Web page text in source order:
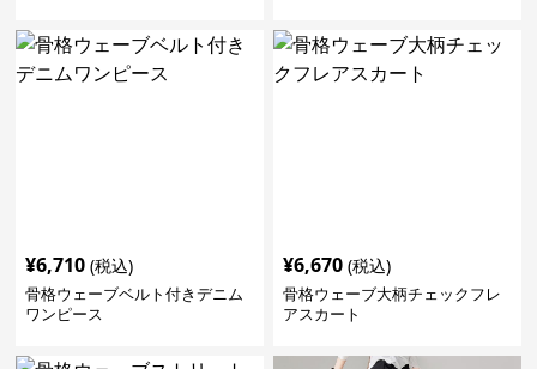
¥6,710 (税込)
骨格ウェーブベルト付きデニム
ワンピース
¥6,670 (税込)
骨格ウェーブ大柄チェックフレ
アスカート